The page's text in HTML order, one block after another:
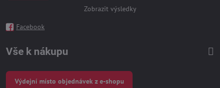
Zobrazit výsledky
Facebook
Vše k nákupu
Výdejní místo objednávek z e-shopu